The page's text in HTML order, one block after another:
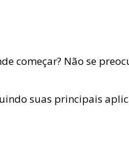
começar? Não se
suas principais